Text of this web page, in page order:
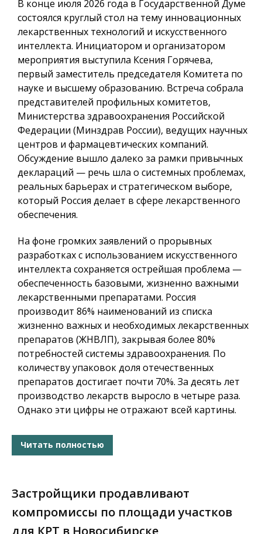
В конце июля 2026 года в Государственной Думе
состоялся круглый стол на тему инновационных
лекарственных технологий и искусственного
интеллекта. Инициатором и организатором
мероприятия выступила Ксения Горячева,
первый заместитель председателя Комитета по
науке и высшему образованию. Встреча собрала
представителей профильных комитетов,
Министерства здравоохранения Российской
Федерации (Минздрав России), ведущих научных
центров и фармацевтических компаний.
Обсуждение вышло далеко за рамки привычных
деклараций — речь шла о системных проблемах,
реальных барьерах и стратегическом выборе,
который Россия делает в сфере лекарственного
обеспечения.
На фоне громких заявлений о прорывных
разработках с использованием искусственного
интеллекта сохраняется острейшая проблема —
обеспеченность базовыми, жизненно важными
лекарственными препаратами. Россия
производит 86% наименований из списка
жизненно важных и необходимых лекарственных
препаратов (ЖНВЛП), закрывая более 80%
потребностей системы здравоохранения. По
количеству упаковок доля отечественных
препаратов достигает почти 70%. За десять лет
производство лекарств выросло в четыре раза.
Однако эти цифры не отражают всей картины.
Читать полностью
Застройщики продавливают
компромиссы по площади участков
для КРТ в Новосибирске